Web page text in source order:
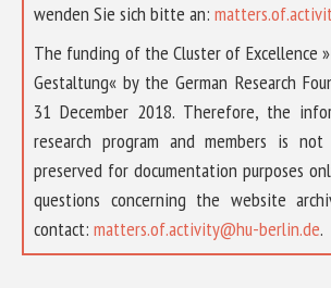
wenden Sie sich bitte an:
The funding of the Cluster of Excellence
Gestaltung« by the German Research
31 December 2018. Therefore, the
research program and members is
preserved for documentation purposes
questions concerning the website
contact: matters.of.activity@hu-berlin.de.
ÜBER UNS